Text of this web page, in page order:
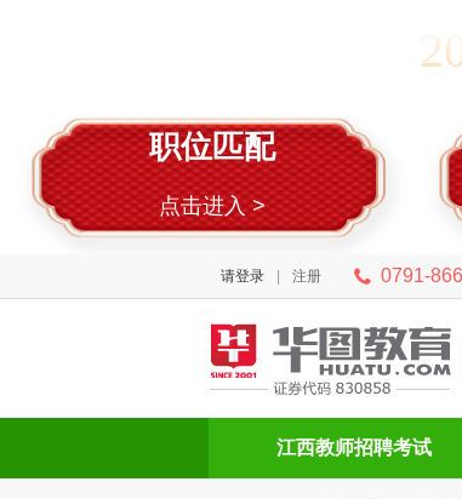
职位匹配
点击进入 >
请登录 注册 0791-
江西教师招聘考试